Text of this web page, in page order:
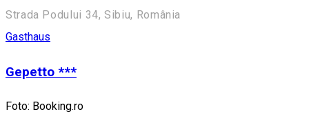
Strada Podului 34, Sibiu, România
Gasthaus
Gepetto ***
Foto: Booking.ro